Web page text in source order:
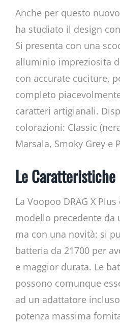
Anche per questo
ha studiato il design
Si presenta con una
alluminio impreziosita
con accurate cuciture,
completo
caratteri artigianali.
colorazioni: Classic
Marsala, Smoky Grey e
Le Caratteristiche
La Voopoo DRAG X
modello precedente da
ma con una novità: si
batteria da 21700 per
e maggior durata. Le
possono comunque
ad un adattatore
potenza massima